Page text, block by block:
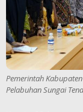
Pemerintah
Pelabuhan Sungai